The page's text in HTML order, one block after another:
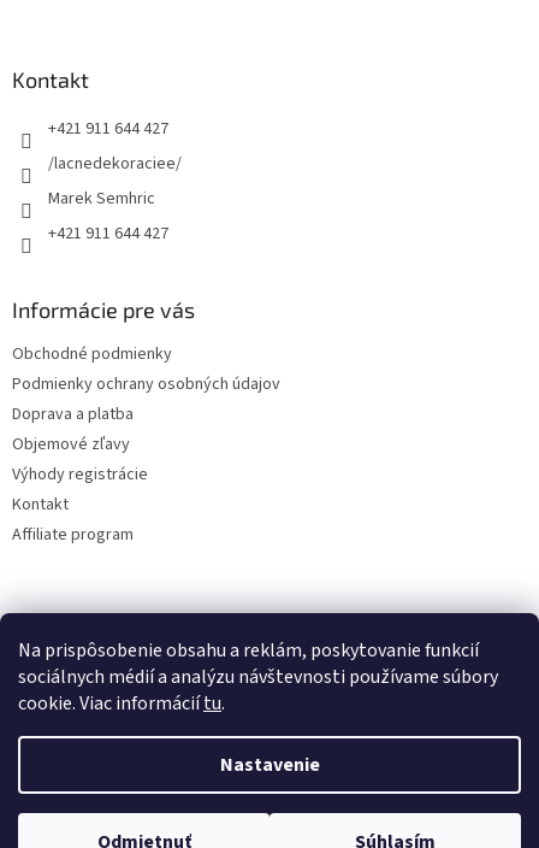
Na prispôsobenie obsahu a reklám, poskytovanie funkcií
sociálnych médií a analýzu návštevnosti používame súbory
cookie. Viac informáciítu.
Nastavenie
Odmietnuť Súhlasím
Kontakt
+421 911 644 427
/lacnedekoraciee/
Marek Semhric
+421 911 644 427
Informácie pre vás
Obchodné podmienky
Podmienky ochrany osobných údajov
Doprava a platba
Objemové zľavy
Výhody registrácie
Kontakt
Affiliate program
Copyright 2026lacne-dekoracie.sk. Všetky práva vyhradené.
Upraviť nastavenie cookies